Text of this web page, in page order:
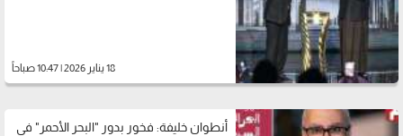
18 يناير 2026 | 10:47 صباحاً
أنطوان خليفة: فخور بدور "البحر الأحمر" في